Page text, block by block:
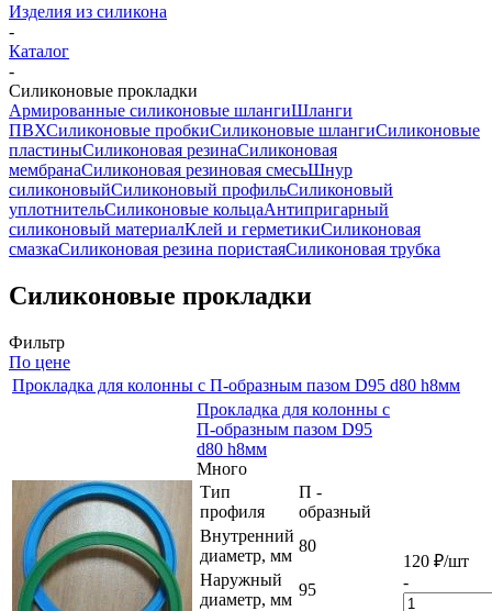
Изделия из силикона
-
Каталог
-
Силиконовые прокладки
Армированные силиконовые шлангиШланги
ПВХСиликоновые пробкиСиликоновые шлангиСиликоновые
пластиныСиликоновая резинаСиликоновая
мембранаСиликоновая резиновая смесьШнур
силиконовыйСиликоновый профильСиликоновый
уплотнительСиликоновые кольцаАнтипригарный
силиконовый материалКлей и герметикиСиликоновая
смазкаСиликоновая резина пористаяСиликоновая трубка
Силиконовые прокладки
Фильтр
По цене
Прокладка для колонны с П-образным пазом D95 d80 h8мм
Прокладка для колонны с
П-образным пазом D95
d80 h8мм
Много
Тип
профиля
П -
образный
Внутренний
диаметр, мм
80
Наружный
диаметр, мм
95
120 ₽/шт
-